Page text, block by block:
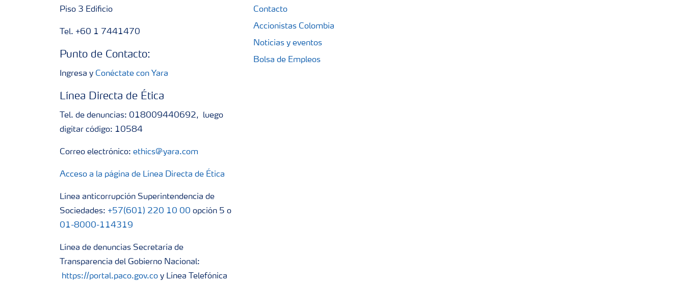
Piso 3 Edificio
Tel. +60 1 7441470
Punto de Contacto:
Ingresa y Conéctate con Yara
Línea Directa de Ética
Tel. de denuncias: 018009440692, luego
digitar código: 10584
Correo electrónico: ethics@yara.com
Acceso a la página de Línea Directa de Ética
Línea anticorrupción Superintendencia de
Sociedades: +57(601) 220 10 00 opción 5 o
01-8000-114319
Línea de denuncias Secretaría de
Transparencia del Gobierno Nacional:
https://portal.paco.gov.co y Línea Telefónica
Contacto
Accionistas Colombia
Noticias y eventos
Bolsa de Empleos